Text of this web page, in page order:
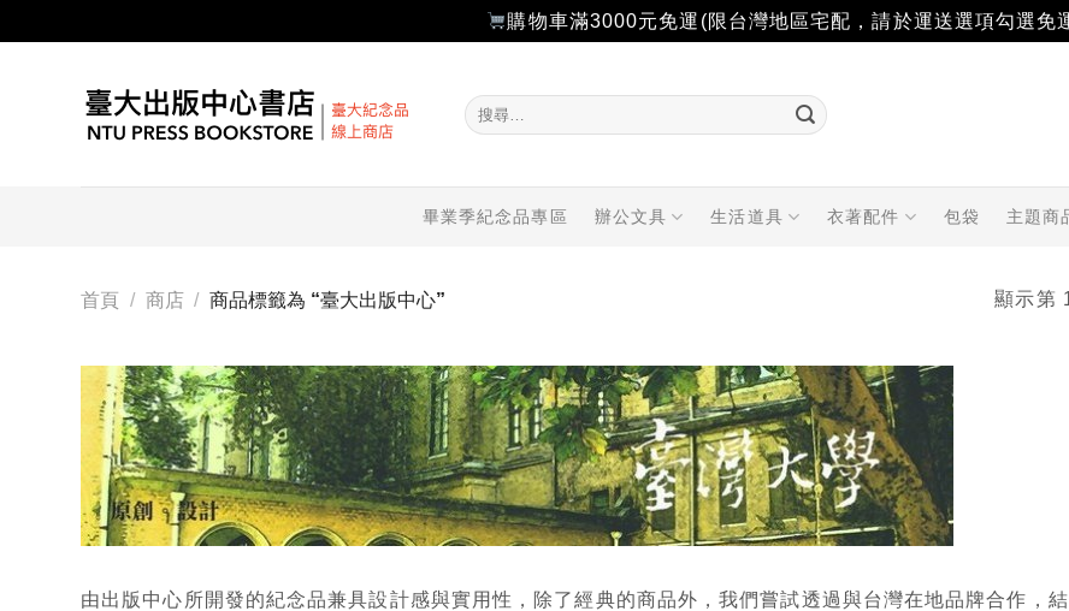
購物車滿3000元免運(限台灣地區宅配，請於運送選項勾選免
搜
尋
畢業季紀念品專區 辦公文具 生活道具 衣著配件 包袋 主題商
首頁 / 商店 / 商品標籤為 “臺大出版中心” 顯示第
由出版中心所開發的紀念品兼具設計感與實用性，除了經典的商品外，我們嘗試透過與台灣在地品牌合作，